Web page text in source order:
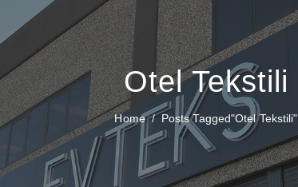
Otel Tekstili
Home Posts Tagged"otel Tekstili"